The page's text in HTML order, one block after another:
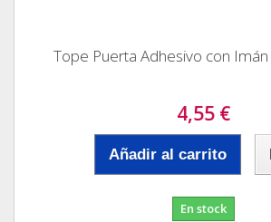
Tope Puerta Adhesivo con Imán
4,55 €
Añadir al carrito
En stock